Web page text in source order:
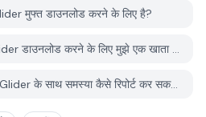
मुफ्त डाउनलोड करने के लिए है?
PGYER APK HUB से ClipGlider डाउनलोड करने के लिए मुझे एक खाता चाहिए?
मैं PGYER APK HUB पर ClipGlider के साथ समस्या कैसे रिपोर्ट कर सकता हूँ?